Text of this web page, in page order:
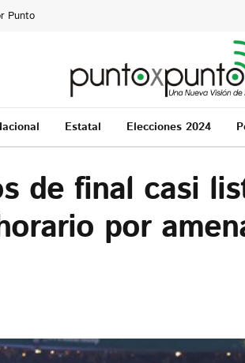
Punto
Estatal Elecciones 2024
de final casi
por